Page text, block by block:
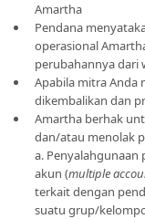
Amartha
Pendana
operasional
perubahannya dari
Apabila mitra Anda
dikembalikan dan
Amartha berhak
dan/atau menolak
a.
akun (multiple
terkait dengan
suatu grup/